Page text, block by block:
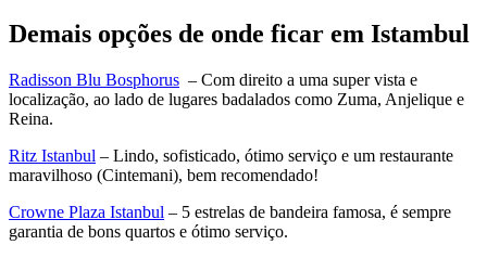
Demais opções de onde ficar em Istambul
Radisson Blu Bosphorus – Com direito a uma super vista e
localização, ao lado de lugares badalados como Zuma, Anjelique e
Reina.
Ritz Istanbul – Lindo, sofisticado, ótimo serviço e um restaurante
maravilhoso (Cintemani), bem recomendado!
Crowne Plaza Istanbul – 5 estrelas de bandeira famosa, é sempre
garantia de bons quartos e ótimo serviço.